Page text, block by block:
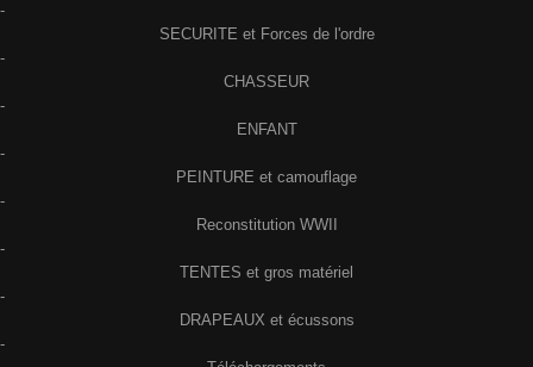
-
SECURITE et Forces de l'ordre
-
CHASSEUR
-
ENFANT
-
PEINTURE et camouflage
-
Reconstitution WWII
-
TENTES et gros matériel
-
DRAPEAUX et écussons
-